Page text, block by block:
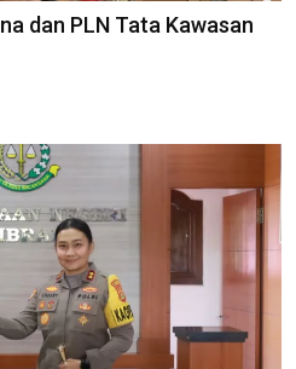
dan PLN Tata Kawasan